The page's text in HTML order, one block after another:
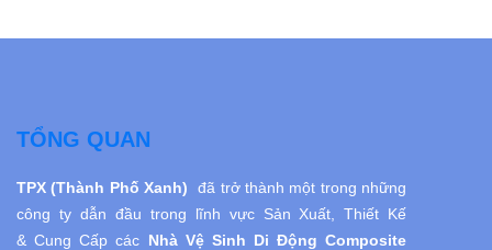
TỔNG QUAN
TPX (Thành Phố Xanh) đã trở thành một trong những
công ty dẫn đầu trong lĩnh vực Sản Xuất, Thiết Kế
& Cung Cấp các Nhà Vệ Sinh Di Động Composite